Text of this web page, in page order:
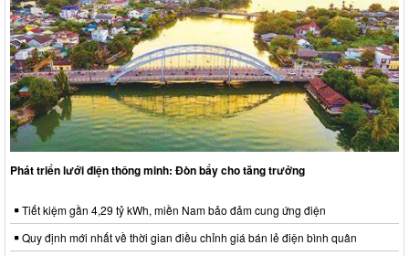
Phát triển lưới điện thông minh: Đòn bẩy cho tăng trưởng
Tiết kiệm gần 4,29 tỷ kWh, miền Nam bảo đảm cung ứng điện
Quy định mới nhất về thời gian điều chỉnh giá bán lẻ điện bình quân